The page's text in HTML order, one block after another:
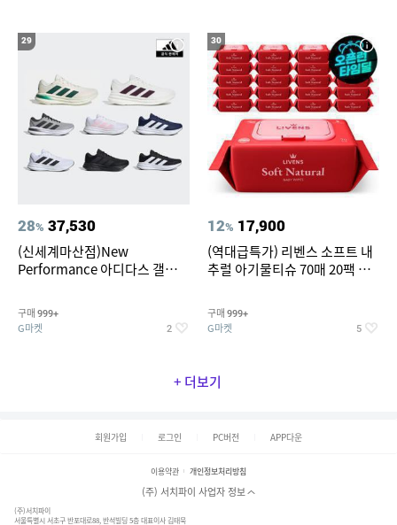
29
28% 37,530
(신세계마산점)New
Performance 아디다스 갤럭시
구매 999+
G마켓 2
30
12% 17,900
(역대급특가) 리벤스 소프트 내
추럴 아기물티슈 70매 20팩 캡
구매 999+
G마켓 5
+ 더보기
회원가입 로그인 PC버전 APP다운
이용약관 개인정보처리방침
(주) 서치파이 사업자 정보
(주)서치파이
서울특별시 서초구 반포대로88, 반석빌딩 5층 대표이사 김태묵